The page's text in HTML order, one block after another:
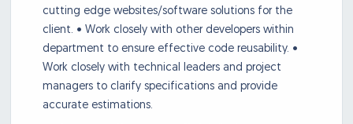
cutting edge websites/software solutions for the
client. • Work closely with other developers within
department to ensure effective code reusability. •
Work closely with technical leaders and project
managers to clarify specifications and provide
accurate estimations.